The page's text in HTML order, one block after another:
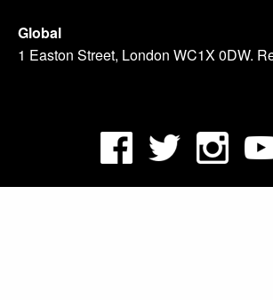
Global
1 Easton Street, London WC1X 0DW.